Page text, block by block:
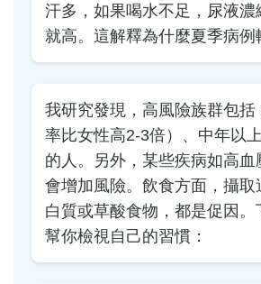
汗多，如果喝水不足，尿液濃
就高。這解釋為什麼夏季病例
我研究發現，高風險族群包括
率比女性高2-3倍）、中年以
的人。另外，某些疾病如高
會增加風險。飲食方面，攝取
白質或草酸食物，都是促因。
幫你檢視自己的習慣：